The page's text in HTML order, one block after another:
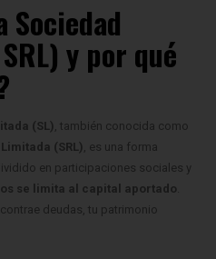
Sociedad
y por qué
(SL) , también conocida como
(SRL) , es una forma
en participaciones sociales y
se limita al capital aportado
deudas, tu patrimonio